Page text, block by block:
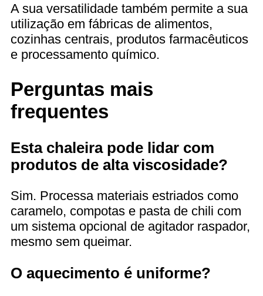
A sua versatilidade também permite a sua
utilização em fábricas de alimentos,
cozinhas centrais, produtos farmacêuticos
e processamento químico.
Perguntas mais
frequentes
Esta chaleira pode lidar com
produtos de alta viscosidade?
Sim. Processa materiais estriados como
caramelo, compotas e pasta de chili com
um sistema opcional de agitador raspador,
mesmo sem queimar.
O aquecimento é uniforme?